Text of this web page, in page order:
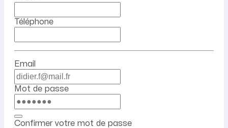
Téléphone
Email
Mot de passe
Confirmer votre mot de passe